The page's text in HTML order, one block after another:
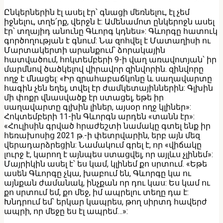
Ընկերներին էլ ասել էր՝ գնացի մեռնելու, էլ չեմ
իջնելու, տղե՛րք, վերջն է: Ամենամոտ ընկերոջն ասել
էր՝ տղայիդ անունը Գևորգ կդնես»: Գևորգը հատուկ
գործողության է գնում: Նա զոհվել է Մատաղիսի ու
Մարտակերտի արանքում՝ ձորակային
հատվածում, հոկտեմբերի 9-ի վաղ առավոտյան՝ իր
մարմնով ծածկելով վիրավոր զինվորին. զինվորը
ողջ է մնացել: «Իր զրահաբաճկոնը և սաղավարտը
հագին չեն եղել, տվել էր ժամկետայիններին: Գլխին
մի փոքր վնասվածք էր ստացել, եթե իր
սաղավարտը գլխին լիներ, այսօր ողջ կլիներ»:
Հոկտեմբերի 11-ին Գևորգն արդեն «տանն էր»:
«Հուլիսին գրված հրաժեշտի նամակը գտել ենք իր
հեռախոսից 2021 թ.-ի փետրվարին, երբ այն մեզ
վերադարձրեցին: Նամակում գրել է, որ «վիճակը
լուրջ է, կարող է այնպես ստացվել, որ այլևս չլինեմ»:
Մայրիկին ասել է՝ ես կամ, կլինեմ քո սրտում. «Եթե
ասեն Գևորգը չկա, խաբում են, Գևորգը կա ու
այնքան ժամանակ, ինչքան որ դու կաս: Ես կամ ու
քո սրտում եմ, քո մեջ, իմ ապրելու տեղը դա է:
Խնդրում եմ՝ երկար կապրես, թող սիրտդ հավերժ
ապրի, որ մեջը ես էլ ապրեմ…»: